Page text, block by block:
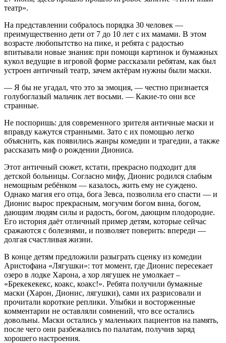
театр».
На представлении собралось порядка 30 человек —
преимущественно дети от 7 до 10 лет с их мамами. В этом
возрасте любопытство на пике, и ребята с радостью
впитывали новые знания: при помощи картинок и бумажных
кукол ведущие в игровой форме рассказали ребятам, как был
устроен античный театр, зачем актёрам нужны были маски.
— Я бы не угадал, что это за эмоция, — честно признается
голубоглазый мальчик лет восьми. — Какие-то они все
странные.
Не поспоришь: для современного зрителя античные маски и
вправду кажутся странными. Зато с их помощью легко
объяснить, как появились жанры комедии и трагедии, а также
рассказать миф о рождении Диониса.
Этот античный сюжет, кстати, прекрасно подходит для
детской больницы. Согласно мифу, Дионис родился слабым
немощным ребёнком — казалось, жить ему не суждено.
Однако магия его отца, бога Зевса, позволила его спасти — и
Дионис вырос прекрасным, могучим богом вина, богом,
дающим людям силы и радость, богом, дающим плодородие.
Его история даёт отличный пример детям, которые сейчас
сражаются с болезнями, и позволяет поверить: впереди —
долгая счастливая жизни.
В конце детям предложили разыграть сценку из комедии
Аристофана «Лягушки»: тот момент, где Дионис пересекает
озеро в лодке Харона, а хор лягушек не умолкает –
«Брекекекекс, коакс, коакс!». Ребята получили бумажные
маски (Харон, Дионис, лягушки), сами их разрисовали и
прочитали короткие реплики. Улыбки и восторженные
комментарии не оставляли сомнений, что все остались
довольны. Маски остались у маленьких пациентов на память,
после чего они разбежались по палатам, получив заряд
хорошего настроения.